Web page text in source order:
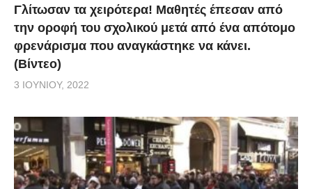
Γλίτωσαν τα χειρότερα! Μαθητές έπεσαν από
την οροφή του σχολικού μετά από ένα απότομο
φρενάρισμα που αναγκάστηκε να κάνει.
(Βίντεο)
3 ΙΟΥΝΊΟΥ, 2022